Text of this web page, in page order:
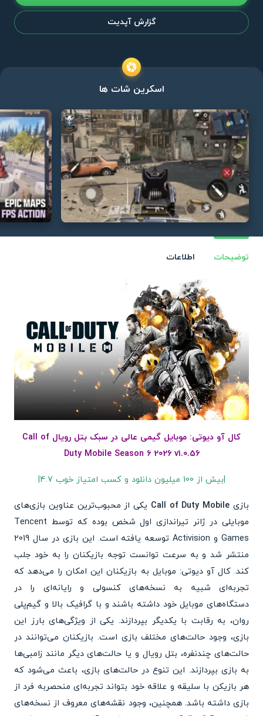
گزارش آپدیت
اسکرین شات ها
توضیحات اطلاعات
کال آو دیوتی: موبایل گیمی عالی در سبک بتل رویال Call of
Duty Mobile Season 6 2026 v1.0.56
|بیش از 100 میلیون دانلود و کسب امتیاز خوب 4.7|
بازی Call of Duty Mobile یکی از محبوب‌ترین عناوین بازی‌های
موبایلی در ژانر تیراندازی اول شخص بوده که توسط Tencent
Games و Activision توسعه یافته است. این بازی در سال 2019
منتشر شد و به سرعت توانست توجه بازیکنان را به خود جلب
کند. کال آو دیوتی: موبایل به بازیکنان این امکان را می‌دهد که
تجربه‌ای شبیه به نسخه‌های کنسولی و رایانه‌ای را در
دستگاه‌های موبایل خود داشته باشند و با گرافیک بالا و گیم‌پلی
روان، به رقابت با یکدیگر بپردازند. یکی از ویژگی‌های بارز این
بازی، وجود حالت‌های مختلف بازی است. بازیکنان می‌توانند در
حالت‌های چندنفره، بتل رویال و یا حالت‌های دیگر مانند زامبی‌ها
به بازی بپردازند. این تنوع در حالت‌های بازی، باعث می‌شود که
هر بازیکن با سلیقه و علاقه خود بتواند تجربه‌ای منحصربه فرد از
بازی داشته باشد. همچنین، وجود نقشه‌های معروف از نسخه‌های